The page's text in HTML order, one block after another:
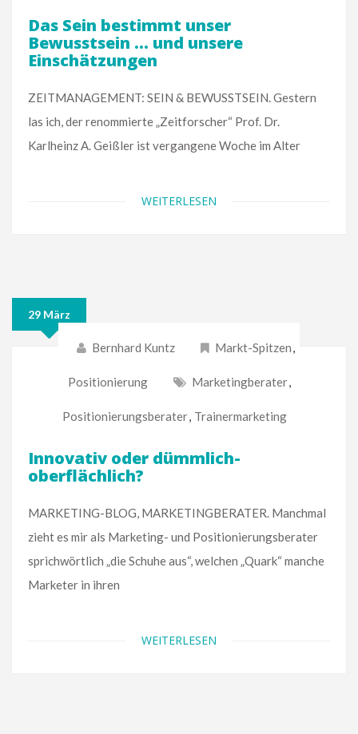
Das Sein bestimmt unser
Bewusstsein … und unsere
Einschätzungen
ZEITMANAGEMENT: SEIN & BEWUSSTSEIN. Gestern
las ich, der renommierte „Zeitforscher“ Prof. Dr.
Karlheinz A. Geißler ist vergangene Woche im Alter
WEITERLESEN
29 März
Bernhard Kuntz Markt-Spitzen,
Positionierung Marketingberater,
Positionierungsberater, Trainermarketing
Innovativ oder dümmlich-
oberflächlich?
MARKETING-BLOG, MARKETINGBERATER. Manchmal
zieht es mir als Marketing- und Positionierungsberater
sprichwörtlich „die Schuhe aus“, welchen „Quark“ manche
Marketer in ihren
WEITERLESEN